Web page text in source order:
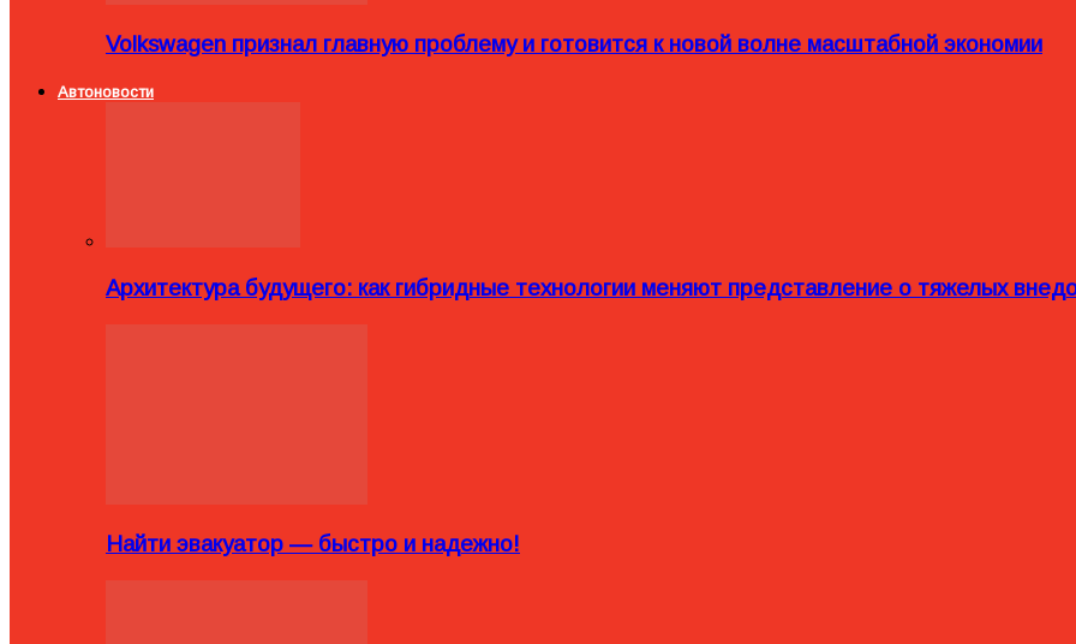
Volkswagen признал главную проблему и готовится к новой волне масштабной экономии
Автоновости
Архитектура будущего: как гибридные технологии меняют представление о тяжелых
Найти эвакуатор — быстро и надежно!